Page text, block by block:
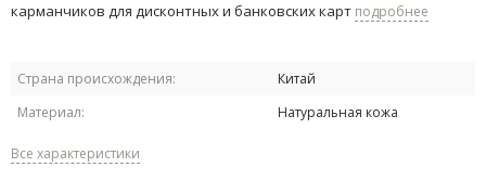
карманчиков для дисконтных и банковских карт подробнее
Страна происхождения:
Китай
Материал:
Натуральная кожа
Все характеристики